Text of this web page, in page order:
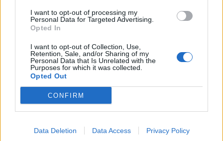
I want to opt-out of processing my
Personal Data for Targeted Advertising.
Opted In
I want to opt-out of Collection, Use,
Retention, Sale, and/or Sharing of my
Personal Data that Is Unrelated with the
Purposes for which it was collected.
Opted Out
CONFIRM
Data Deletion Data Access Privacy Policy
Ne ölelj meg, rettegek Ráncok
SOROZAT